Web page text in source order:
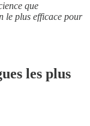
que
le plus efficace pour
les plus